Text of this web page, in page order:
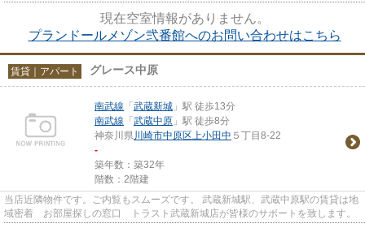
時無料駐車場有（要電話予約...
現在空室情報がありません。
プランドールメゾン弐番館へのお問い合わせはこちら
賃貸｜アパート グレース中原
南武線 「武蔵新城 」駅 徒歩13分
南武線 「武蔵中原 」駅 徒歩8分
神奈川県川崎市中原区上小田中 ５丁目8-22
-
築年数：築32年
階数：2階建
当店近隣物件です。ご内覧もスムーズです。 武蔵新城駅、武蔵中原駅の賃貸は地
域密着 お部屋探しの窓口 トラスト武蔵新城店が皆様のサポートを致します。